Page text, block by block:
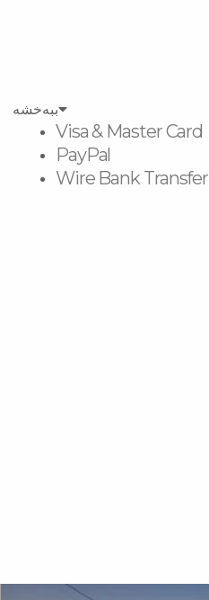
ببەخشە
Visa & Master Card
PayPal
Wire Bank Transfer